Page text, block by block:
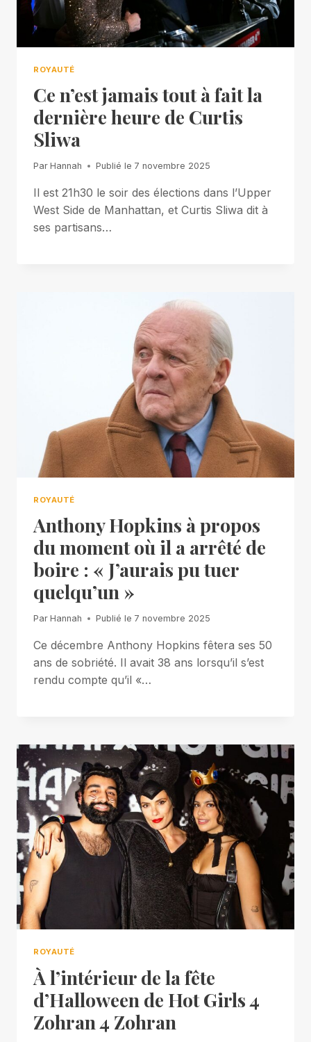
ROYAUTÉ
Ce n’est jamais tout à fait la
dernière heure de Curtis
Sliwa
Par Hannah Publié le 7 novembre 2025
Il est 21h30 le soir des élections dans l’Upper
West Side de Manhattan, et Curtis Sliwa dit à
ses partisans…
ROYAUTÉ
Anthony Hopkins à propos
du moment où il a arrêté de
boire : « J’aurais pu tuer
quelqu’un »
Par Hannah Publié le 7 novembre 2025
Ce décembre Anthony Hopkins fêtera ses 50
ans de sobriété. Il avait 38 ans lorsqu’il s’est
rendu compte qu’il «…
ROYAUTÉ
À l’intérieur de la fête
d’Halloween de Hot Girls 4
Zohran 4 Zohran